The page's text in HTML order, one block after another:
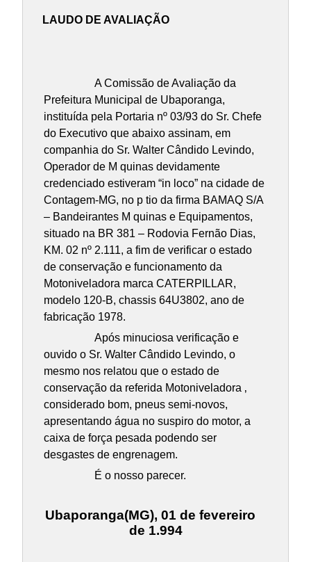
LAUDO DE AVALIAÇÃO
A Comissão de Avaliação da
Prefeitura Municipal de Ubaporanga,
instituída pela Portaria nº 03/93 do Sr. Chefe
do Executivo que abaixo assinam, em
companhia do Sr. Walter Cândido Levindo,
Operador de M quinas devidamente
credenciado estiveram “in loco” na cidade de
Contagem-MG, no p tio da firma BAMAQ S/A
– Bandeirantes M quinas e Equipamentos,
situado na BR 381 – Rodovia Fernão Dias,
KM. 02 nº 2.111, a fim de verificar o estado
de conservação e funcionamento da
Motoniveladora marca CATERPILLAR,
modelo 120-B, chassis 64U3802, ano de
fabricação 1978.
Após minuciosa verificação e
ouvido o Sr. Walter Cândido Levindo, o
mesmo nos relatou que o estado de
conservação da referida Motoniveladora ‚
considerado bom, pneus semi-novos,
apresentando água no suspiro do motor, a
caixa de força pesada podendo ser
desgastes de engrenagem.
É o nosso parecer.
Ubaporanga(MG), 01 de fevereiro
de 1.994